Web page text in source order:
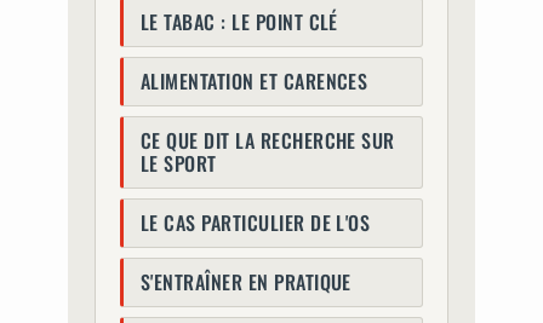
LE TABAC : LE POINT CLÉ
ALIMENTATION ET CARENCES
CE QUE DIT LA RECHERCHE SUR
LE SPORT
LE CAS PARTICULIER DE L'OS
S'ENTRAÎNER EN PRATIQUE